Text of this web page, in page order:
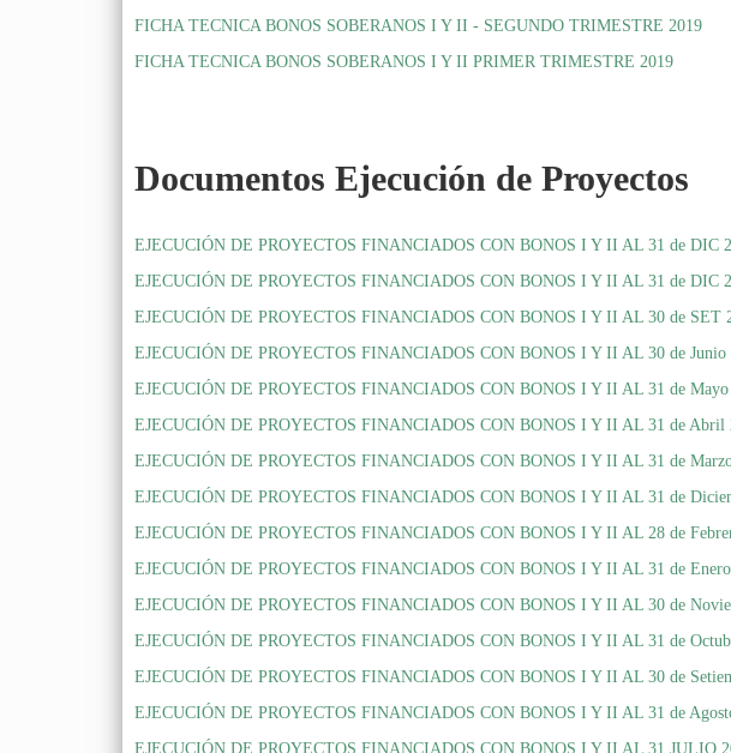
FICHA TECNICA BONOS SOBERANOS I Y II - SEGUNDO TRIMESTRE 2019
FICHA TECNICA BONOS SOBERANOS I Y II PRIMER TRIMESTRE 2019
Documentos Ejecución de Proyectos
EJECUCIÓN DE PROYECTOS FINANCIADOS CON BONOS I Y II AL 31 de DIC
EJECUCIÓN DE PROYECTOS FINANCIADOS CON BONOS I Y II AL 31 de DIC
EJECUCIÓN DE PROYECTOS FINANCIADOS CON BONOS I Y II AL 30 de SET
EJECUCIÓN DE PROYECTOS FINANCIADOS CON BONOS I Y II AL 30 de Junio
EJECUCIÓN DE PROYECTOS FINANCIADOS CON BONOS I Y II AL 31 de Mayo
EJECUCIÓN DE PROYECTOS FINANCIADOS CON BONOS I Y II AL 31 de Abril
EJECUCIÓN DE PROYECTOS FINANCIADOS CON BONOS I Y II AL 31 de
EJECUCIÓN DE PROYECTOS FINANCIADOS CON BONOS I Y II AL 31 de
EJECUCIÓN DE PROYECTOS FINANCIADOS CON BONOS I Y II AL 28 de
EJECUCIÓN DE PROYECTOS FINANCIADOS CON BONOS I Y II AL 31 de
EJECUCIÓN DE PROYECTOS FINANCIADOS CON BONOS I Y II AL 30 de
EJECUCIÓN DE PROYECTOS FINANCIADOS CON BONOS I Y II AL 31 de
EJECUCIÓN DE PROYECTOS FINANCIADOS CON BONOS I Y II AL 30 de
EJECUCIÓN DE PROYECTOS FINANCIADOS CON BONOS I Y II AL 31 de
EJECUCIÓN DE PROYECTOS FINANCIADOS CON BONOS I Y II AL 31 JULIO